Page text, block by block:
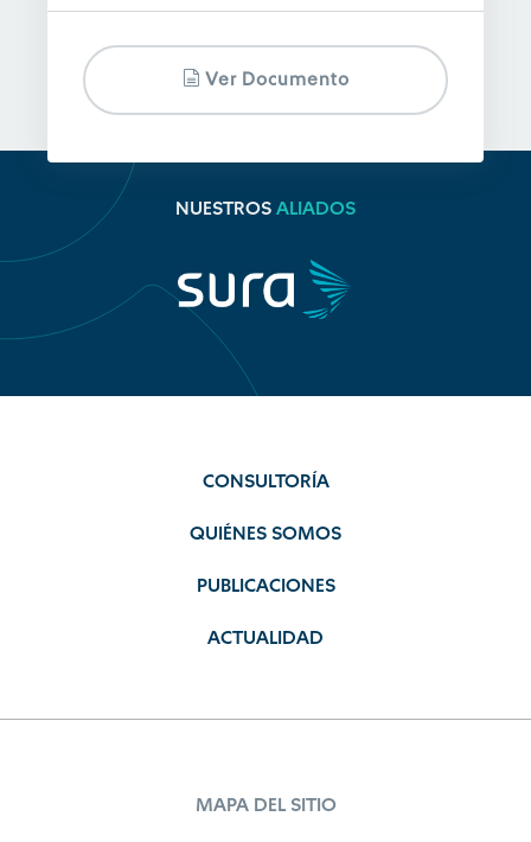
Ver Documento
NUESTROS ALIADOS
CONSULTORÍA
QUIÉNES SOMOS
PUBLICACIONES
ACTUALIDAD
MAPA DEL SITIO